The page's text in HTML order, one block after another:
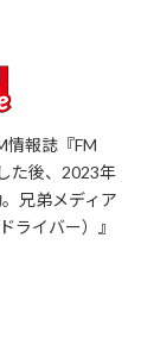
情報誌『FM
た後、2023年
兄弟メディア
ライバー）』